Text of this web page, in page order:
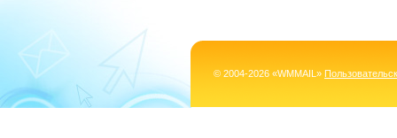
© 2004-2026 «WMMAIL»